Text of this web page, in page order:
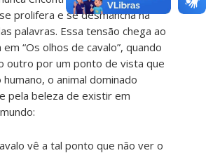
prolifera e se desmancha na
palavras. Essa tensão chega ao
“Os olhos de cavalo”, quando
outro por um ponto de vista que
o animal dominado
pela beleza de existir em
vê a tal ponto que não ver o